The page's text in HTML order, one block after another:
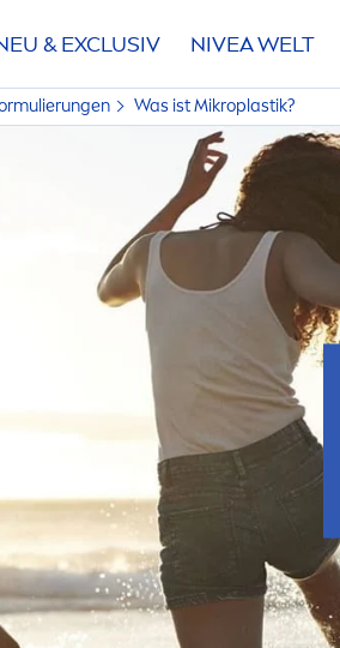
& EXCLUSIV NIVEAWELT
Was ist Mikroplastik?